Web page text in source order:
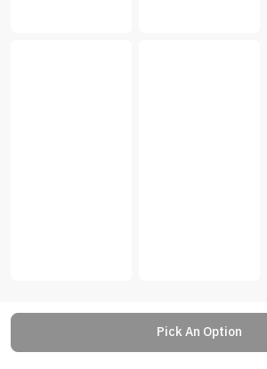
Pick An Option